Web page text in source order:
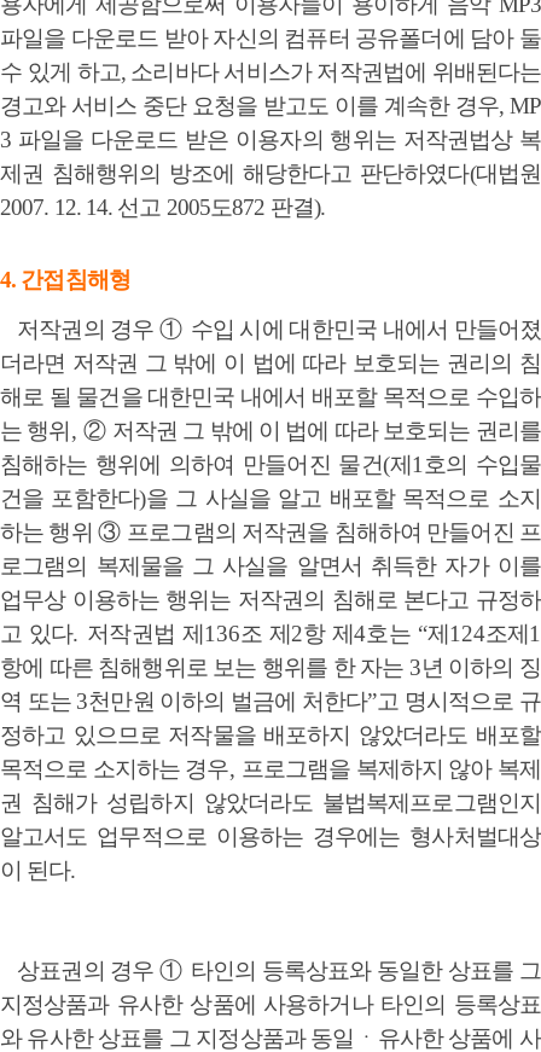
파일을 다운로드 받아 자신의 컴퓨터 공유폴더에 담아 둘
수 있게 하고, 소리바다 서비스가 저작권법에 위배된다는
경고와 서비스 중단 요청을 받고도 이를 계속한 경우, MP
3 파일을 다운로드 받은 이용자의 행위는 저작권법상 복
제권 침해행위의 방조에 해당한다고 판단하였다(대법원
2007. 12. 14. 선고 2005도872 판결).
4. 간접침해형
저작권의 경우① 수입 시에 대한민국 내에서 만들어졌
더라면 저작권 그 밖에 이 법에 따라 보호되는 권리의 침
해로 될 물건을 대한민국 내에서 배포할 목적으로 수입하
는 행위 , ② 저작권 그 밖에 이 법에 따라 보호되는 권리를
침해하는 행위에 의하여 만들어진 물건(제 1호의 수입물
건을 포함한다)을 그 사실을 알고 배포할 목적으로 소지
하는 행위 ③ 프로그램의 저작권을 침해하여 만들어진 프
로그램의 복제물을 그 사실을 알면서 취득한 자가 이를
업무상 이용하는 행위는 저작권의 침해로 본다고 규정하
고 있다. 저작권법 제 136조 제2항 제4호는 “제 124조제 1
항에 따른 침해행위로 보는 행위를 한 자는 3년 이하의 징
역 또는 3천만원 이하의 벌금에 처한다”고 명시적으로 규
정하고 있으므로 저작물을 배포하지 않았더라도 배포할
목적으로 소지하는 경우, 프로그램을 복제하지 않아 복제
권 침해가 성립하지 않았더라도 불법복제프로그램인지
알고서도 업무적으로 이용하는 경우에는 형사처벌대상
이 된다.
상표권의 경우① 타인의 등록상표와 동일한 상표를 그
지정상품과 유사한 상품에 사용하거나 타인의 등록상표
와 유사한 상표를 그 지정상품과 동일 ㆍ 유사한 상품에 사